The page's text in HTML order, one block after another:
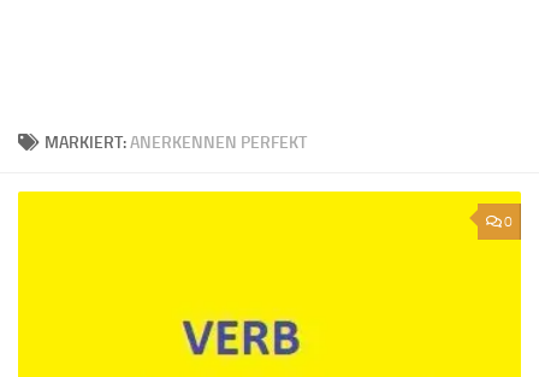
MARKIERT:ANERKENNEN PERFEKT
0